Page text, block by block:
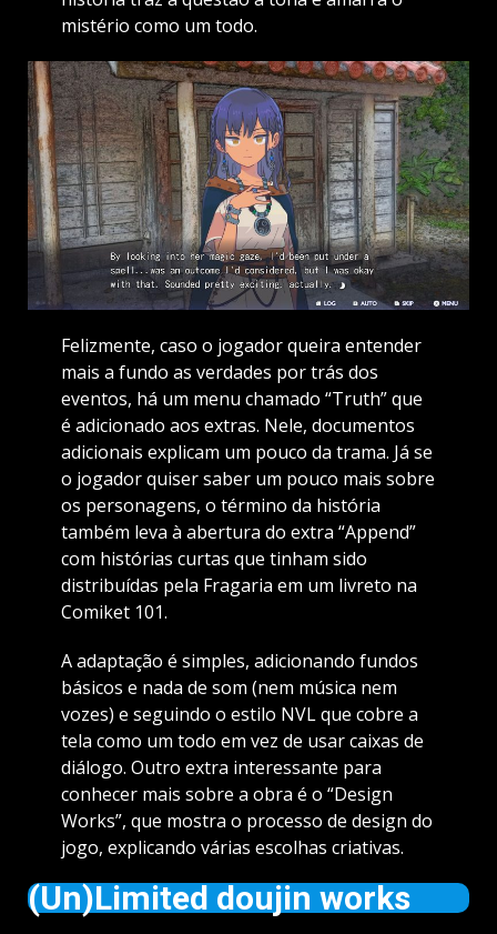
mistério como um todo.
Felizmente, caso o jogador queira entender
mais a fundo as verdades por trás dos
eventos, há um menu chamado “Truth” que
é adicionado aos extras. Nele, documentos
adicionais explicam um pouco da trama. Já se
o jogador quiser saber um pouco mais sobre
os personagens, o término da história
também leva à abertura do extra “Append”
com histórias curtas que tinham sido
distribuídas pela Fragaria em um livreto na
Comiket 101.
A adaptação é simples, adicionando fundos
básicos e nada de som (nem música nem
vozes) e seguindo o estilo NVL que cobre a
tela como um todo em vez de usar caixas de
diálogo. Outro extra interessante para
conhecer mais sobre a obra é o “Design
Works”, que mostra o processo de design do
jogo, explicando várias escolhas criativas.
(Un)Limited doujin works